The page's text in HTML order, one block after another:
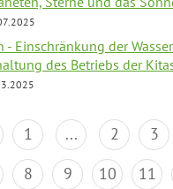
- Einschränkung der
des Betriebs der
1 ... 2 3
8 9 10 11